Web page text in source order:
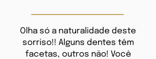
Olha só a naturalidade deste
sorriso!!️ Alguns dentes têm
facetas, outros não! Você